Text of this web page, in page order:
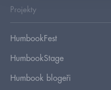
Projekty
HumbookFest
HumbookStage
Humbook blogeři